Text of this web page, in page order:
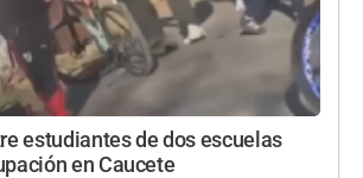
estudiantes de dos escuelas
en Caucete